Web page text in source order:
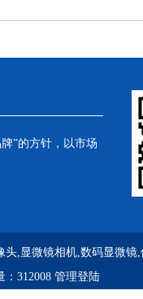
”的方针，以市场
,显微镜相机,数码显微
312008 管理登陆